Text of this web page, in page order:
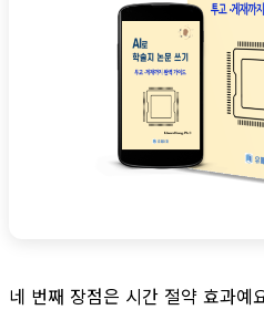
네 번째 장점은 시간 절약 효과예